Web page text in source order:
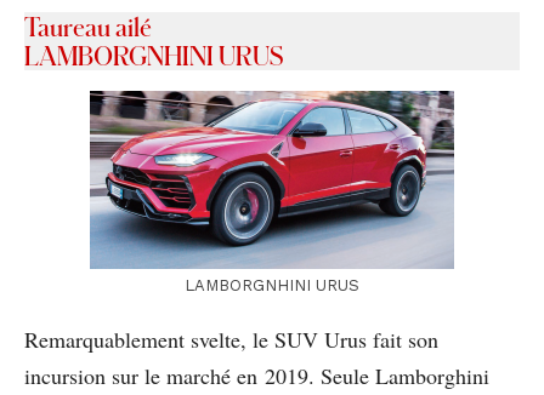
Taureau ailé
LAMBORGNHINI URUS
LAMBORGNHINI URUS
Remarquablement svelte, le SUV Urus fait son
incursion sur le marché en 2019. Seule Lamborghini